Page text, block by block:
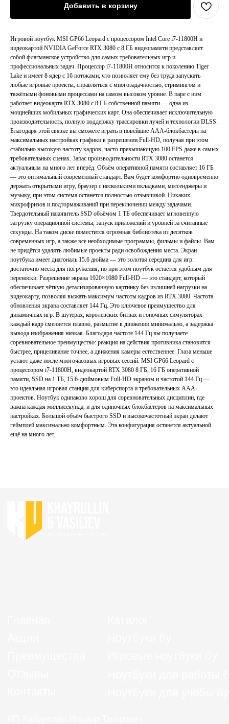
Добавить в корзину
Игровой ноутбук MSI GP66 Leopard с процессором Intel Core i7-11800H и
видеокартой NVIDIA GeForce RTX 3080 с 8 ГБ видеопамяти представляет
собой флагманское устройство для самых требовательных игр и
профессиональных задач. Процессор i7-11800H относится к поколению Tiger
Lake и имеет 8 ядер с 16 потоками, что позволяет ему без труда запускать
любые игровые проекты, справляться с многозадачностью, стримингом и
тяжёлыми фоновыми процессами на самом высоком уровне. В паре с ним
работает видеокарта RTX 3080 с 8 ГБ собственной памяти — одна из
мощнейших мобильных графических карт. Она обеспечивает исключительную
производительность, полную поддержку трассировки лучей и технологии DLSS.
Благодаря этой связке вы сможете играть в новейшие ААА-блокбастеры на
максимальных настройках графики в разрешении Full-HD, получая при этом
стабильно высокую частоту кадров, часто превышающую 100 FPS даже в самых
требовательных сценах. Запас производительности RTX 3080 останется
актуальным на много лет вперёд. Объём оперативной памяти составляет 16 ГБ
— это оптимальный современный стандарт. Вам будет комфортно одновременно
держать открытыми игру, браузер с несколькими вкладками, мессенджеры и
музыку, при этом система останется полностью отзывчивой. Никаких
микрофризов и подтормаживаний при переключении между задачами.
Твердотельный накопитель SSD объёмом 1 ТБ обеспечивает мгновенную
загрузку операционной системы, запуск приложений и уровней за считанные
секунды. На таком диске поместится огромная библиотека из десятков
современных игр, а также все необходимые программы, фильмы и файлы. Вам
не придётся удалять любимые проекты ради освобождения места. Экран
ноутбука имеет диагональ 15.6 дюйма — это золотая середина для игр:
достаточно места для погружения, но при этом ноутбук остаётся удобным для
переноски. Разрешение экрана 1920×1080 Full-HD — это стандарт, который
обеспечивает чёткую детализированную картинку без излишней нагрузки на
видеокарту, позволяя выжать максимум частоты кадров из RTX 3080. Частота
обновления экрана составляет 144 Гц. Это ключевое преимущество для
динамичных игр. В шутерах, королевских битвах и гоночных симуляторах
каждый кадр сменяется плавно, размытие в движении минимально, а задержка
вывода изображения низкая. Благодаря частоте 144 Гц вы получаете
соревновательное преимущество: реакция на действия противника становится
быстрее, прицеливание точнее, а движения камеры естественнее. Глаза меньше
устают даже после многочасовых игровых сессий. MSI GP66 Leopard с
процессором i7-11800H, видеокартой RTX 3080 8 ГБ, 16 ГБ оперативной
памяти, SSD на 1 ТБ, 15.6-дюймовым Full-HD экраном и частотой 144 Гц —
это идеальная игровая станция для киберспорта и требовательных ААА-
проектов. Ноутбук одинаково хорош для соревновательных дисциплин, где
важна каждая миллисекунда, и для одиночных блокбастеров на максимальных
настройках. Большой объём быстрого SSD и высокочастотный экран делают
геймплей максимально комфортным. Эта конфигурация останется актуальной
ещё на много лет.
Политика конфиденциальности
Согласие на обработку персональных данных
ИП Хайруллин Ильдар Тагирович
ОГРНИП 324774600152309
Главная
Акции
Контакты
Преимущества
Отзывы
Каталог
Ноутбуки бу
Игровые ноутбуки бу
Ноутбуки для работы бу
Ноутбуки для учебы бу